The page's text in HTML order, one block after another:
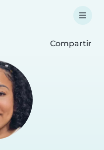
Compartir